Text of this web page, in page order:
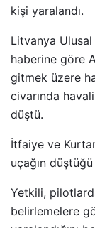
kişi yaralandı.
Litvanya Ulusal
haberine göre
gitmek üzere
civarında
düştü.
İtfaiye ve
uçağın
Yetkili,
belirlemelere